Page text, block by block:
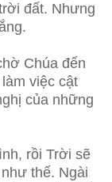
đất. Nhưng
Chúa đến
việc cật
của những
rồi Trời sẽ
thế. Ngài